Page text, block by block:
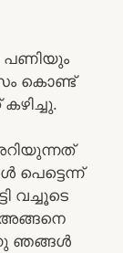
പണിയും
കൊണ്ട്
പെട്ടെന്ന്
വച്ചൂടെ
അങ്ങനെ
ഞങ്ങൾ